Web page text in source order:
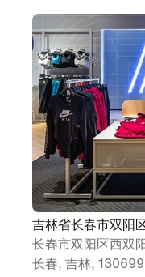
吉林省长春市双阳
长春市双阳区西双
长春, 吉林,